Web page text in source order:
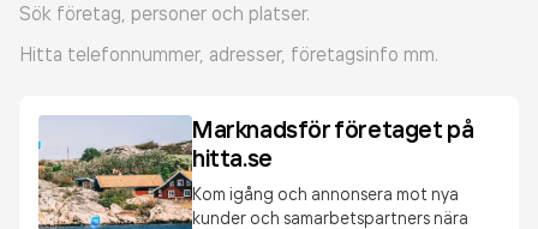
Sök företag, personer och platser.
Hitta telefonnummer, adresser, företagsinfo mm.
Marknadsför företaget på
hitta.se
Kom igång och annonsera mot nya
kunder och samarbetspartners nära